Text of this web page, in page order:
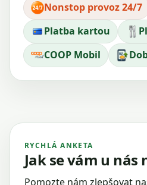
Nonstop provoz 24/7
Platba kartou
COOP Mobil
RYCHLÁ ANKETA
Jak se vám u nás
Pomozte nám zlepšovat